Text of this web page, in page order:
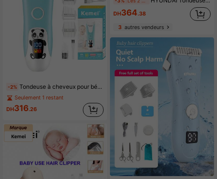
-2% Tondeuse à cheveux pour bébé Kemei ultra-silencieuse avec design étanche | Lames en céramique hypoallergéniques avec écran LCD, tondeuse étanche, tondeuse à cheveux sans fil rechargeable pour enfants, convient aux bébés et aux tout-petits KM-965
Seulement 1 restant
DH316.26
DH364.38
3autres vendeurs